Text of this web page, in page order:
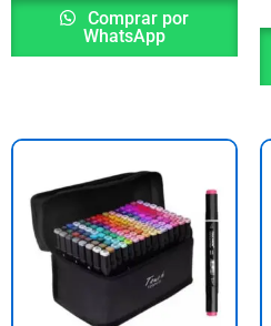
Comprar por
WhatsApp